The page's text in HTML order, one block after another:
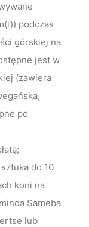
podczas
górskiej na
jest w
(zawiera
po
do 10
koni na
Sameba
lub